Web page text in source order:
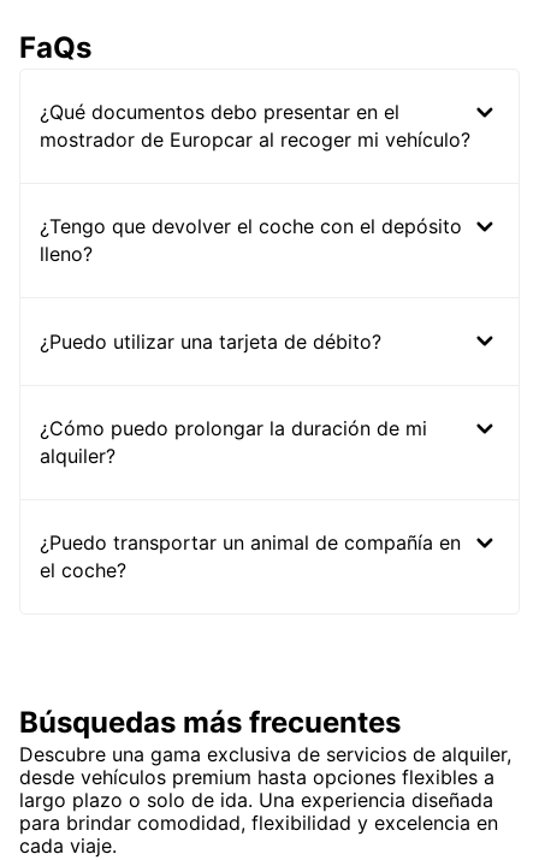
FaQs
¿Qué documentos debo presentar en el
mostrador de Europcar al recoger mi vehículo?
¿Tengo que devolver el coche con el depósito
lleno?
¿Puedo utilizar una tarjeta de débito?
¿Cómo puedo prolongar la duración de mi
alquiler?
¿Puedo transportar un animal de compañía en
el coche?
Búsquedas más frecuentes
Descubre una gama exclusiva de servicios de alquiler,
desde vehículos premium hasta opciones flexibles a
largo plazo o solo de ida. Una experiencia diseñada
para brindar comodidad, flexibilidad y excelencia en
cada viaje.